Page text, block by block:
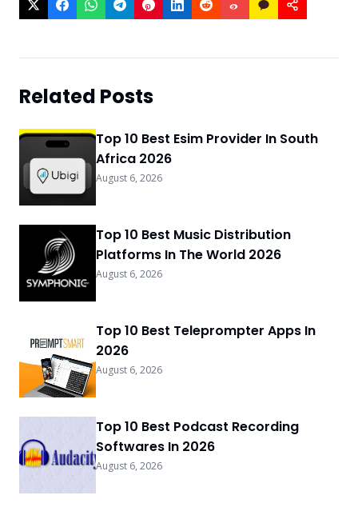
Related Posts
Top 10 Best Esim Provider In South
Africa 2026
August 6, 2026
Top 10 Best Music Distribution
Platforms In The World 2026
August 6, 2026
Top 10 Best Teleprompter Apps In
2026
August 6, 2026
Top 10 Best Podcast Recording
Softwares In 2026
August 6, 2026